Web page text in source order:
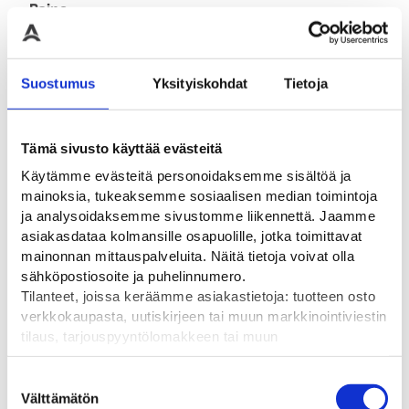
Suostumus Yksityiskohdat Tietoja
Tämä sivusto käyttää evästeitä
Käytämme evästeitä personoidaksemme sisältöä ja
mainoksia, tukeaksemme sosiaalisen median toimintoja
ja analysoidaksemme sivustomme liikennettä. Jaamme
asiakasdataa kolmansille osapuolille, jotka toimittavat
mainonnan mittauspalveluita. Näitä tietoja voivat olla
sähköpostiosoite ja puhelinnumero.
Tilanteet, joissa keräämme asiakastietoja: tuotteen osto
verkkokaupasta, uutiskirjeen tai muun markkinointiviestin
tilaus, tarjouspyyntölomakkeen tai muun
yhteydenottolomakkeen lähettäminen, käyttäjätilin
pyydetään erillinen suostumus tiedon käyttämiseen
valinta
Välttämätön
Paino
2,35 kg (kilogramma)
Tutustu myös
Ale!
2-osaiset liikennevalot